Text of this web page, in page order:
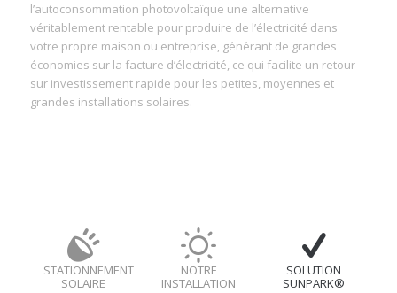
l’autoconsommation photovoltaïque une alternative
véritablement rentable pour produire de l’électricité dans
votre propre maison ou entreprise, générant de grandes
économies sur la facture d’électricité, ce qui facilite un retour
sur investissement rapide pour les petites, moyennes et
grandes installations solaires.
STATIONNEMENT
SOLAIRE
NOTRE
INSTALLATION
SOLUTION
SUNPARK®